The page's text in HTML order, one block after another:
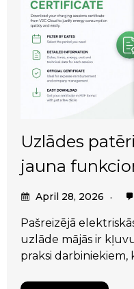
Uzlādes
jauna
April 28, 2026
Pašreizējā
uzlāde mājās ir
praksi darbiniekiem,